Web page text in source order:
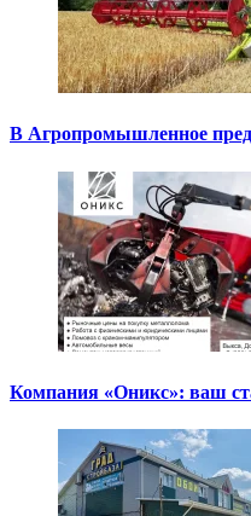
В Агропромышленное
Компания «Оникс»: ваш